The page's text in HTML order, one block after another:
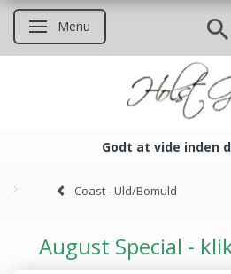
Skifte navigation
Menu
Godt at vide inden
Coast - Uld/Bomuld
August Special -